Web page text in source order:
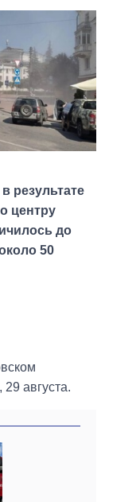
результате
центру
до
50
29 августа.